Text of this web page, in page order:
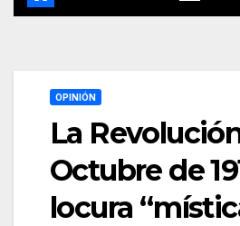
OPINIÓN
La
Octubre de
locura